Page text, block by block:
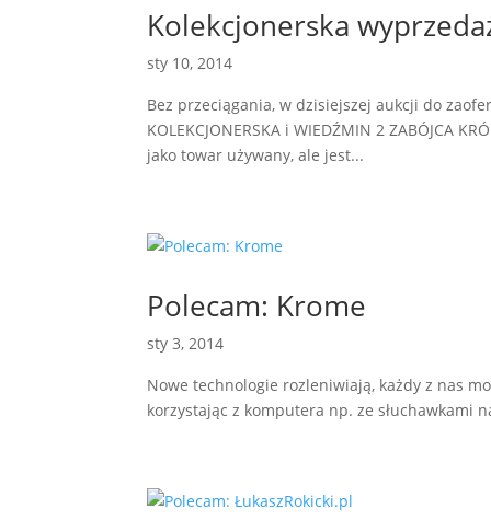
Kolekcjonerska
sty 10, 2014
Bez przeciągania, w dzisiejszej aukcji do
KOLEKCJONERSKA i WIEDŹMIN 2 ZABÓJCA
jako towar używany, ale jest...
Polecam: Krome
sty 3, 2014
Nowe technologie rozleniwiają, każdy z nas
korzystając z komputera np. ze słuchawkami